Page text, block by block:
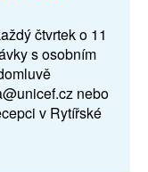
čtvrtek o 11
s osobním
nebo
v Rytířské